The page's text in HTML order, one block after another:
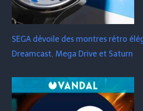
SEGA dévoile des montres rétro
Dreamcast, Mega Drive et Saturn